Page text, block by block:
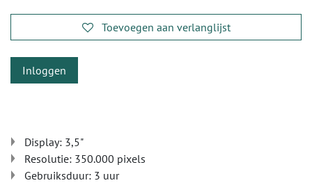
Toevoegen aan verlanglijst
Inloggen
Display: 3,5"
Resolutie: 350.000 pixels
Gebruiksduur: 3 uur